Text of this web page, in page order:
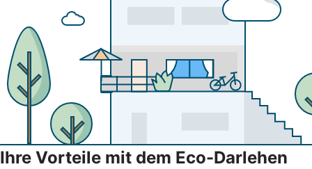
Ihre Vorteile mit dem Eco-Darlehen